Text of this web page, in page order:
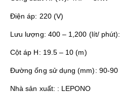
Điện áp: 220 (V)
Lưu lượng: 400 – 1,200 (lít/ phút):
Cột áp H: 19.5 – 10 (m)
Đường ống sử dụng (mm): 90-90
Nhà sản xuất: : LEPONO